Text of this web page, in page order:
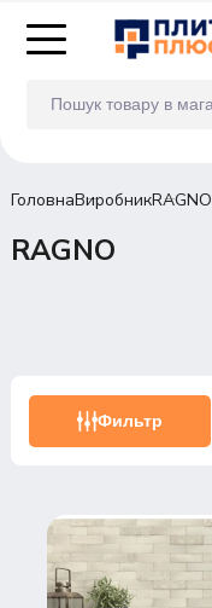
ГоловнаВиробникRAGNO
RAGNO
Фильтр